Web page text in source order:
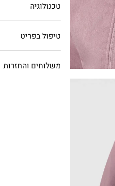
טכנולוגיה
טיפול בפריט
משלוחים והחזרות